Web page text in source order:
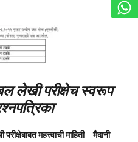
लेखी परीक्षेच स्वरूप
महत्त्वाची माहिती–मैदानी